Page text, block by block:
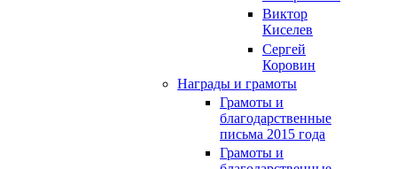
Виктор
Киселев
Сергей
Коровин
Награды и грамоты
Грамоты и
благодарственные
письма 2015 года
Грамоты и